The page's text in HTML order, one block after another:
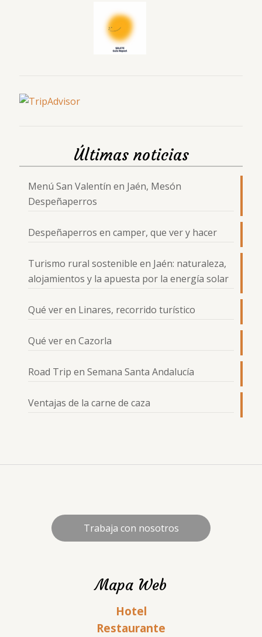
Últimas noticias
Menú San Valentín en Jaén, Mesón
Despeñaperros
Despeñaperros en camper, que ver y hacer
Turismo rural sostenible en Jaén: naturaleza,
alojamientos y la apuesta por la energía solar
Qué ver en Linares, recorrido turístico
Qué ver en Cazorla
Road Trip en Semana Santa Andalucía
Ventajas de la carne de caza
Trabaja con nosotros
Mapa Web
Hotel
Restaurante